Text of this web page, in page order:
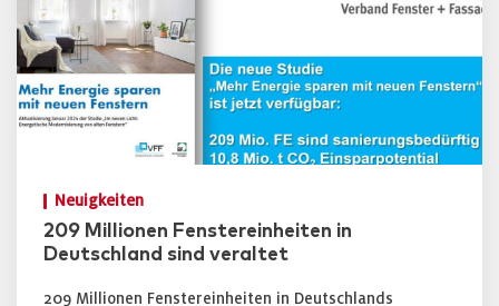
Neuigkeiten
209 Millionen Fenstereinheiten in
Deutschland sind veraltet
209 Millionen Fenstereinheiten in Deutschlands